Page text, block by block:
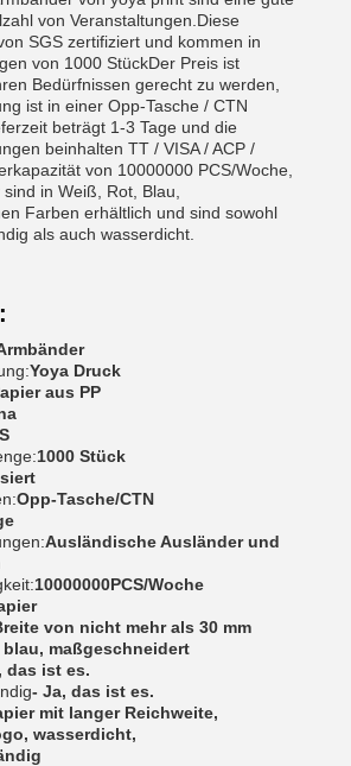
von Veranstaltungen.Diese
SGS zertifiziert und kommen in
von 1000 StückDer Preis ist
Bedürfnissen gerecht zu werden,
ist in einer Opp-Tasche / CTN
beträgt 1-3 Tage und die
beinhalten TT / VISA / ACP /
von 10000000 PCS/Woche,
in Weiß, Rot, Blau,
Farben erhältlich und sind sowohl
als auch wasserdicht.
Yoya Druck
aus PP
1000 Stück
Opp-Tasche/CTN
Ausländische Ausländer und
10000000PCS/Woche
von nicht mehr als 30 mm
blau, maßgeschneidert
das ist es.
- Ja, das ist es.
mit langer Reichweite,
wasserdicht,